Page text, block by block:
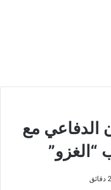
الدفاعي مع